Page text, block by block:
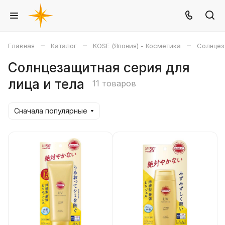
Главная – Каталог – KOSE (Япония) - Косметика –
Солнцезащитная серия для
лица и тела
11 товаров
Сначала популярные